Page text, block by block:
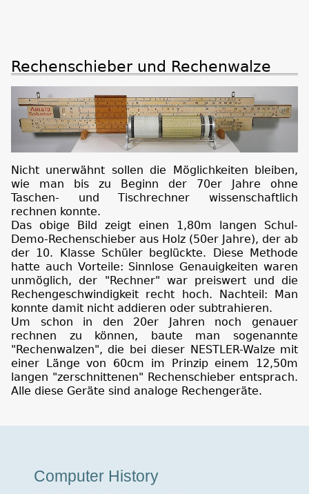
Rechenschieber und Rechenwalze
Nicht unerwähnt sollen die Möglichkeiten bleiben,
wie man bis zu Beginn der 70er Jahre ohne
Taschen- und Tischrechner wissenschaftlich
rechnen konnte.
Das obige Bild zeigt einen 1,80m langen Schul-
Demo-Rechenschieber aus Holz (50er Jahre), der ab
der 10. Klasse Schüler beglückte. Diese Methode
hatte auch Vorteile: Sinnlose Genauigkeiten waren
unmöglich, der "Rechner" war preiswert und die
Rechengeschwindigkeit recht hoch. Nachteil: Man
konnte damit nicht addieren oder subtrahieren.
Um schon in den 20er Jahren noch genauer
rechnen zu können, baute man sogenannte
"Rechenwalzen", die bei dieser NESTLER-Walze mit
einer Länge von 60cm im Prinzip einem 12,50m
langen "zerschnittenen" Rechenschieber entsprach.
Alle diese Geräte sind analoge Rechengeräte.
Computer History